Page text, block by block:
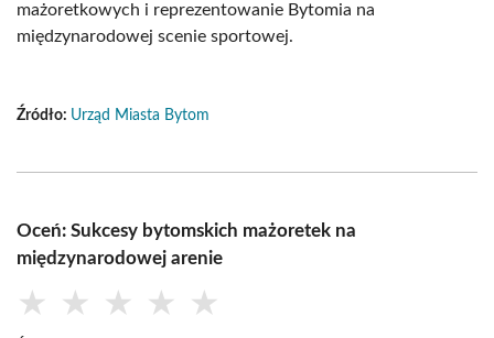
mażoretkowych i reprezentowanie Bytomia na
międzynarodowej scenie sportowej.
Źródło: Urząd Miasta Bytom
Oceń: Sukcesy bytomskich mażoretek na
międzynarodowej arenie
★ ★ ★ ★ ★